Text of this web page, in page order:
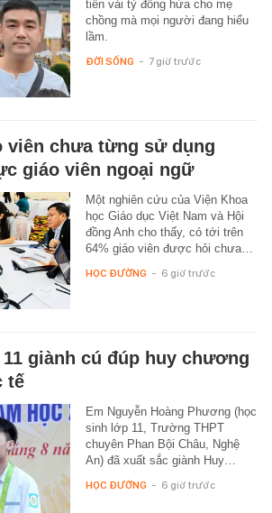
tiền vài tỷ đồng hứa cho mẹ
chồng mà mọi người đang hiểu
lầm.
ĐỜI SỐNG - 7 giờ trước
viên chưa từng sử dụng
giáo viên ngoại ngữ
Một nghiên cứu của Viện Khoa
học Giáo dục Việt Nam và Hội
đồng Anh cho thấy, có tới trên
64% giáo viên được hỏi chưa…
HỌC ĐƯỜNG - 6 giờ trước
giành cú đúp huy chương
tế
Em Nguyễn Hoàng Phương (học
sinh lớp 11, Trường THPT
chuyên Phan Bội Châu, Nghệ
An) đã xuất sắc giành Huy…
HỌC ĐƯỜNG - 6 giờ trước